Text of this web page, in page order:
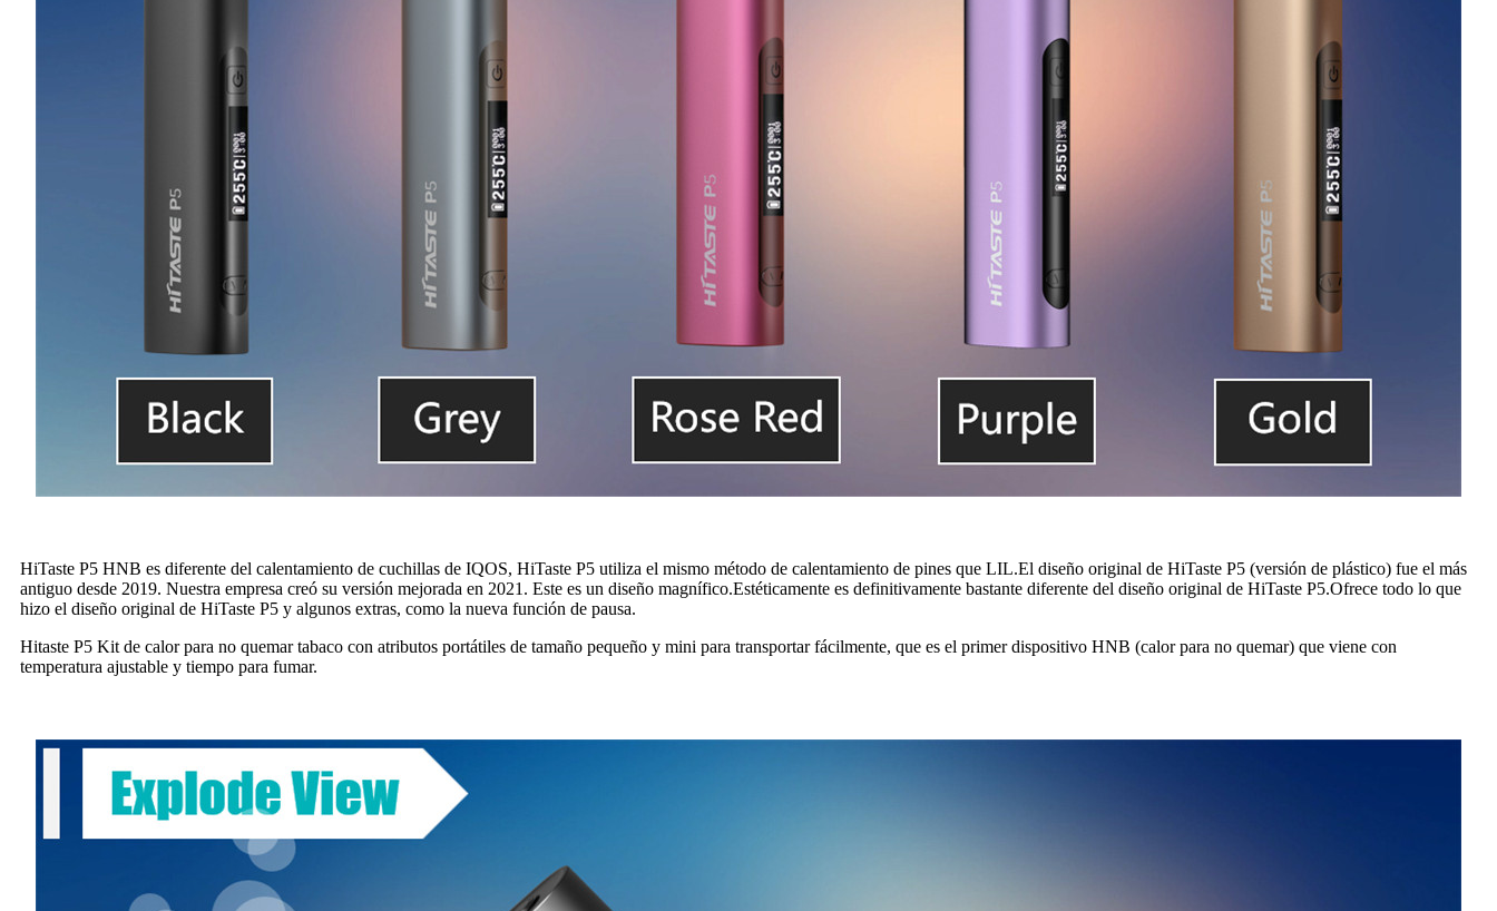
HiTaste P5 HNB es diferente del calentamiento de cuchillas de IQOS, HiTaste P5 utiliza el mismo método de calentamiento de pines que LIL.El diseño original de HiTaste P5 (versión de plástico) fue el más
antiguo desde 2019. Nuestra empresa creó su versión mejorada en 2021. Este es un diseño magnífico.Estéticamente es definitivamente bastante diferente del diseño original de HiTaste P5.Ofrece todo lo que
hizo el diseño original de HiTaste P5 y algunos extras, como la nueva función de pausa.
Hitaste P5 Kit de calor para no quemar tabaco con atributos portátiles de tamaño pequeño y mini para transportar fácilmente, que es el primer dispositivo HNB (calor para no quemar) que viene con
temperatura ajustable y tiempo para fumar.